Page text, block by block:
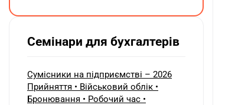
Семінари для бухгалтерів
Сумісники на підприємстві – 2026
Прийняття • Військовий облік •
Бронювання • Робочий час •